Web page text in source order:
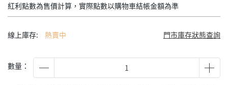
紅利點數為售價計算，實際點數以購物車結帳金額為準
線上庫存: 熱賣中 門市庫存狀態查詢
數量：